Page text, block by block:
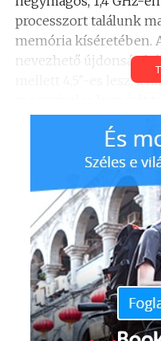
processzort találunk
memória kíséretében.
nevezhető újdonság
mellett 4,5″-es lesz, a
bemutatójának
információ.